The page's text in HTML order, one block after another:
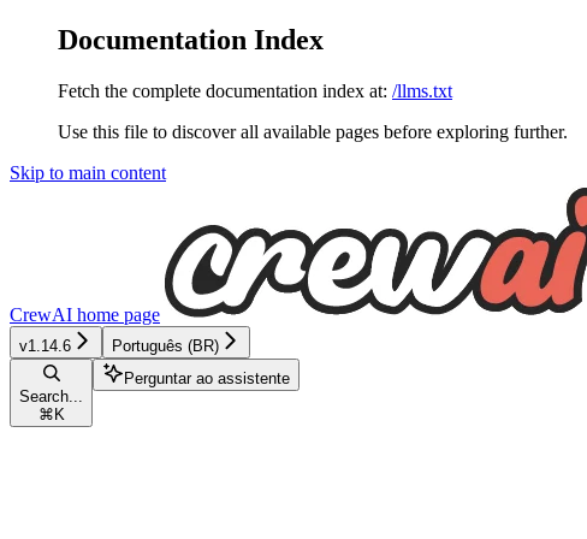
Documentation Index
Fetch the complete documentation index at: /llms.txt
Use this file to discover all available pages before exploring further.
Skip to main content
CrewAI home page
v1.14.6 Português (BR)
Search...
⌘ K
Perguntar ao assistente